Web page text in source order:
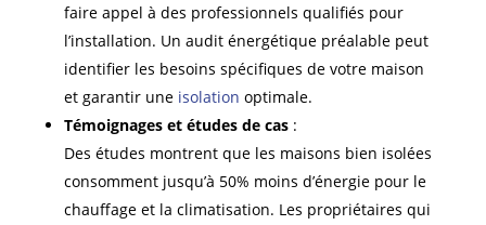
faire appel à des professionnels qualifiés pour
l’installation. Un audit énergétique préalable peut
identifier les besoins spécifiques de votre maison
et garantir une isolation optimale.
Témoignages et études de cas:
Des études montrent que les maisons bien isolées
consomment jusqu’à 50% moins d’énergie pour le
chauffage et la climatisation. Les propriétaires qui